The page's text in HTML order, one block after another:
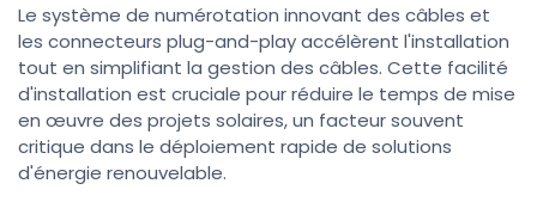
Le système de numérotation innovant des câbles et
les connecteurs plug-and-play accélèrent l'installation
tout en simplifiant la gestion des câbles. Cette facilité
d'installation est cruciale pour réduire le temps de mise
en œuvre des projets solaires, un facteur souvent
critique dans le déploiement rapide de solutions
d'énergie renouvelable.